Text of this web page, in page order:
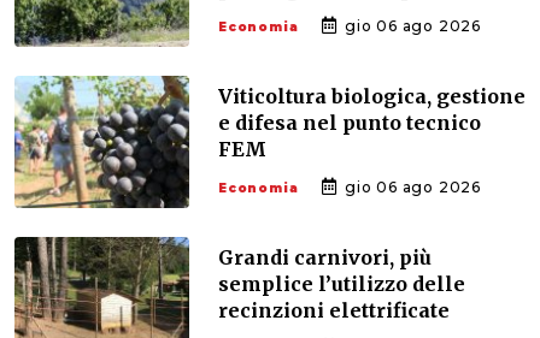
Economia gio 06 ago 2026
Viticoltura biologica, gestione
e difesa nel punto tecnico
FEM
Economia gio 06 ago 2026
Grandi carnivori, più
semplice l’utilizzo delle
recinzioni elettrificate